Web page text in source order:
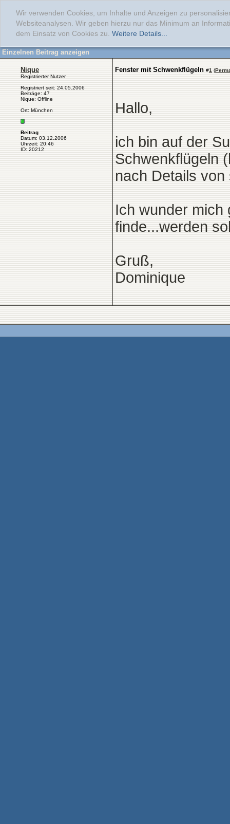
Wir verwenden Cookies, um Inhalte und Anzeigen zu
Websiteanalysen. Wir geben hierzu nur das Minimum an
dem Einsatz von Cookies zu. Weitere Details...
Einzelnen Beitrag anzeigen
Nique
Registrierter Nutzer
Registriert seit: 24.05.2006
Beiträge: 47
Nique: Offline
Ort: München
Beitrag
Datum: 03.12.2006
Uhrzeit: 20:46
ID: 20212
Fenster mit Schwenkflügeln #1 (
Hallo,
ich bin auf der
Schwenkflügeln
nach Details
Ich wunder mich
finde...werden
Gruß,
Dominique